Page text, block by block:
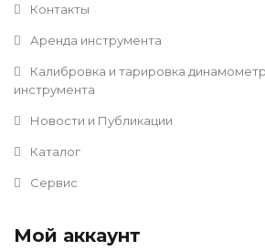
Контакты
Аренда инструмента
Калибровка и тарировка
инструмента
Новости и Публикации
Каталог
Сервис
Мой аккаунт